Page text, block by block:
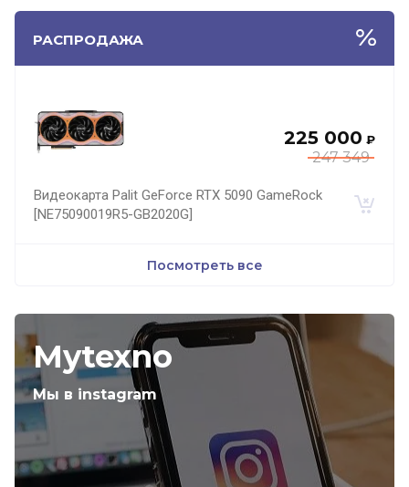
РАСПРОДАЖА
247 349
225 000 ₽
Видеокарта Palit GeForce RTX 5090 GameRock
[NE75090019R5-GB2020G]
Посмотреть все
Mytexno
Мы в instagram